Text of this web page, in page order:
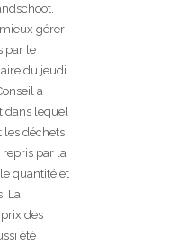
gérer
par le
du jeudi
a
dans lequel
les déchets
par la
quantité et
La
des
été